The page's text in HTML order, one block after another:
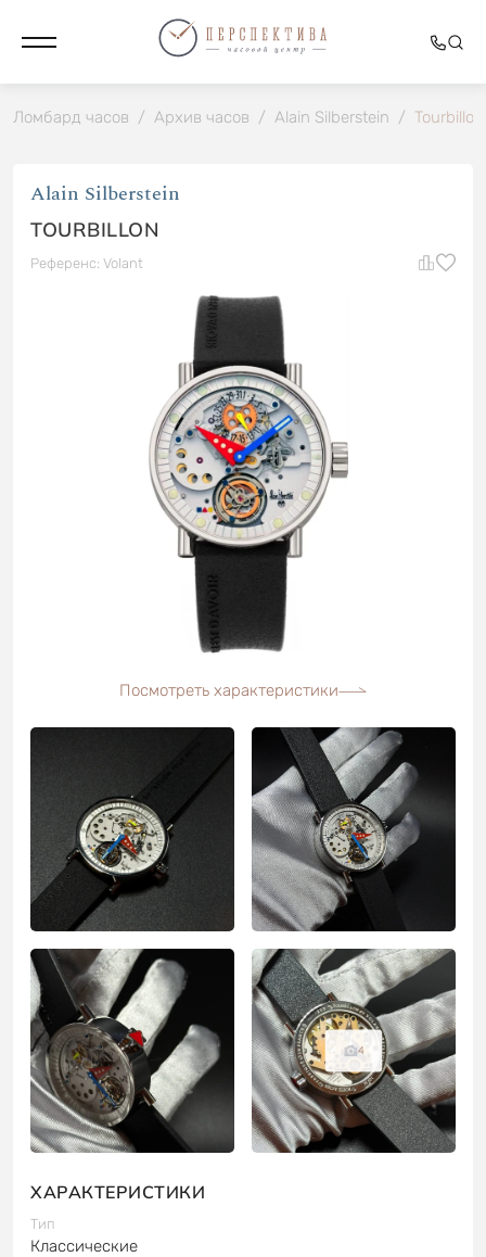
Ломбард часов / Архив часов / Alain Silberstein / Tourbillon
Alain Silberstein
TOURBILLON
Референс: Volant
Посмотреть характеристики
4
ХАРАКТЕРИСТИКИ
Тип
Классические